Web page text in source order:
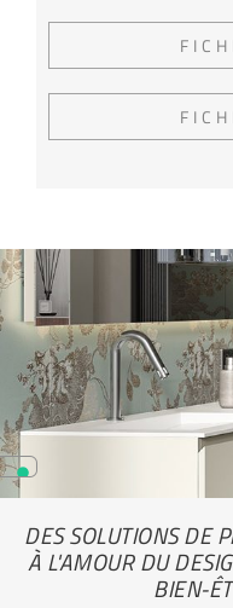
DES SOLUTIONS DE
À L'AMOUR DU
BIEN-